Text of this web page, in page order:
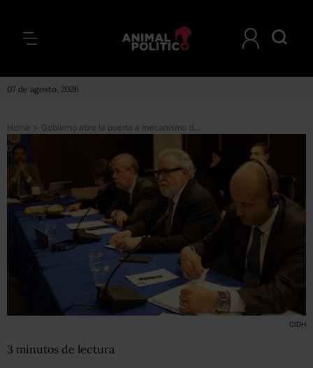
07 de agosto, 2026
Home > Gobierno abre la puerta a mecanismo de la CIDH para el caso de desapariciones forzadas en Nuevo Laredo
CIDH
3 minutos de lectura